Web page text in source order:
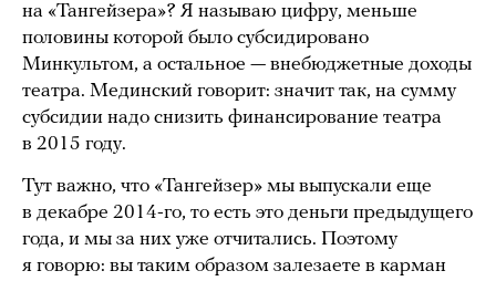
на «Тангейзера»? Я называю цифру, меньше
половины которой было субсидировано
Минкультом, а остальное — внебюджетные доходы
театра. Мединский говорит: значит так, на сумму
субсидии надо снизить финансирование театра
в 2015 году.
Тут важно, что «Тангейзер» мы выпускали еще
в декабре 2014-го, то есть это деньги предыдущего
года, и мы за них уже отчитались. Поэтому
я говорю: вы таким образом залезаете в карман